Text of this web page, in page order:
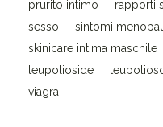
prurito intimo
rapporti
sesso
sintomi
skinicare intima maschile
teupolioside
viagra